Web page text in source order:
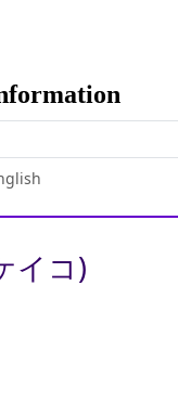
イコ)